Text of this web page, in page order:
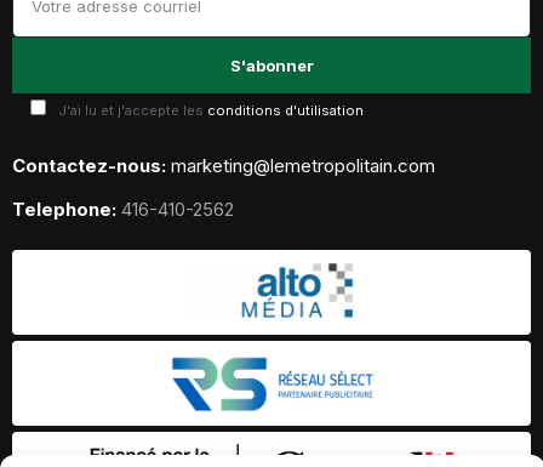
J'ai lu et j'accepte les conditions d'utilisation
Contactez-nous: marketing@lemetropolitain.com
Telephone: 416-410-2562